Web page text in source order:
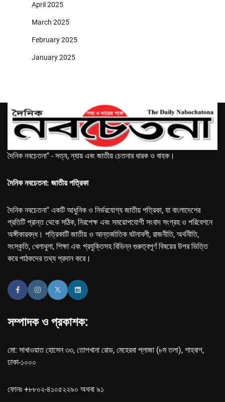
April 2025
March 2025
February 2025
January 2025
দৈনিক নবচেতনা" - সত্য, ন্যায় এবং জাতীয় চেতনার ধারক ও বাহক।
দৈনিক নবচেতনা: জাতীয় পত্রিকা
দৈনিক নবচেতনা" একটি আধুনিক ও নির্ভরযোগ্য জাতীয় পত্রিকা, যা বাংলাদেশের
প্রতিটি প্রান্ত থেকে সঠিক, নিরপেক্ষ এবং সময়োপযোগী সংবাদ সংগ্রহ ও পরিবেশনে
অঙ্গীকারবদ্ধ। পত্রিকাটি জাতীয় ও আন্তর্জাতিক ঘটনাবলী, রাজনীতি, অর্থনীতি,
সংস্কৃতি, খেলাধুলা, শিক্ষা এবং প্রযুক্তিসহ বিভিন্ন গুরুত্বপূর্ণ বিষয়ের উপর ভিত্তি
করে পাঠকদের তথ্য প্রদান করে।
সম্পাদক ও প্রকাশক:
মো: সাখাওয়াত হোসেন ৩৩, তোপখানা রোড, মেহেরবা প্লাজা (৮ম তলা), শাহবাগ,
ঢাকা-১০০০
ফোনঃ +৮৮০২-৪১০৫২২৯০ অথবা ৯১